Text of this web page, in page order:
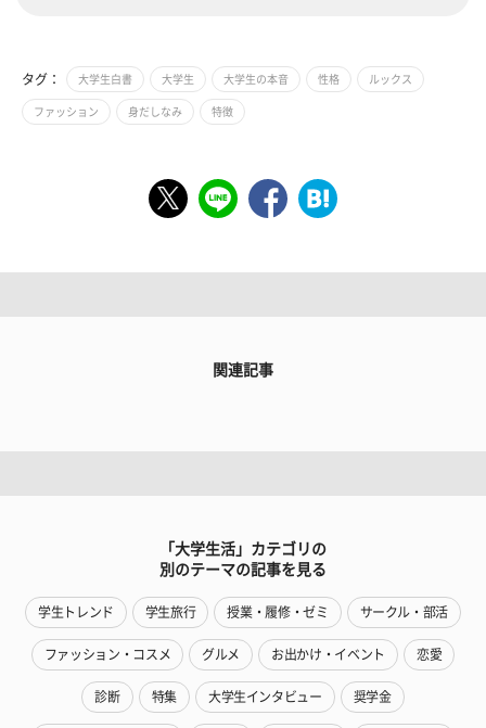
タグ： 大学生白書 大学生 大学生の本音 性格 ルックス
ファッション 身だしなみ 特徴
関連記事
「大学生活」カテゴリの
別のテーマの記事を見る
学生トレンド 学生旅行 授業・履修・ゼミ サークル・部活
ファッション・コスメ グルメ お出かけ・イベント 恋愛
診断 特集 大学生インタビュー 奨学金